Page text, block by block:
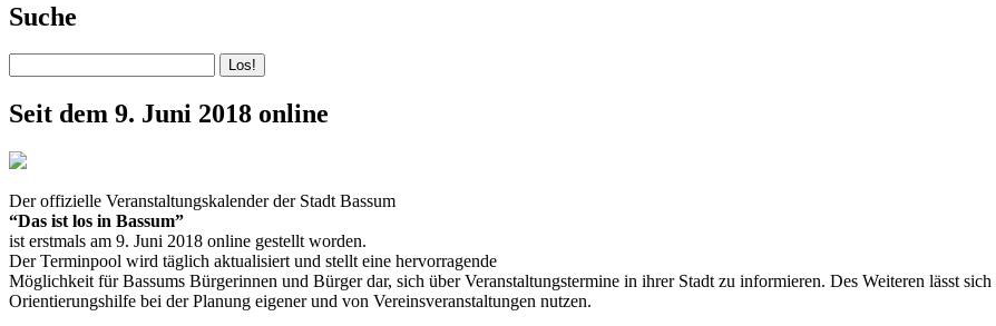
Suche
Seit dem 9. Juni 2018 online
Der offizielle Veranstaltungskalender der Stadt Bassum
“Das ist los in Bassum”
ist erstmals am 9. Juni 2018 online gestellt worden.
Der Terminpool wird täglich aktualisiert und stellt eine hervorragende
Möglichkeit für Bassums Bürgerinnen und Bürger dar, sich über Veranstaltungstermine in ihrer Stadt zu informieren. Des Weiteren lässt
Orientierungshilfe bei der Planung eigener und von Vereinsveranstaltungen nutzen.